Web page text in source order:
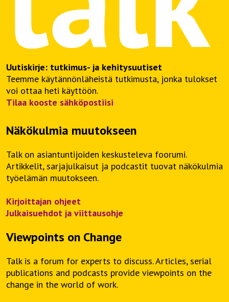
Uutiskirje: tutkimus- ja kehitysuutiset
Teemme käytännönläheistä tutkimusta, jonka tulokset
voi ottaa heti käyttöön.
Tilaa kooste sähköpostiisi
Näkökulmia muutokseen
Talk on asiantuntijoiden keskusteleva foorumi.
Artikkelit, sarjajulkaisut ja podcastit tuovat näkökulmia
työelämän muutokseen.
Kirjoittajan ohjeet
Julkaisuehdot ja viittausohje
Viewpoints on Change
Talk is a forum for experts to discuss. Articles, serial
publications and podcasts provide viewpoints on the
change in the world of work.